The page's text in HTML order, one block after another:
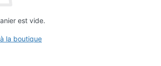
est vide.
la boutique